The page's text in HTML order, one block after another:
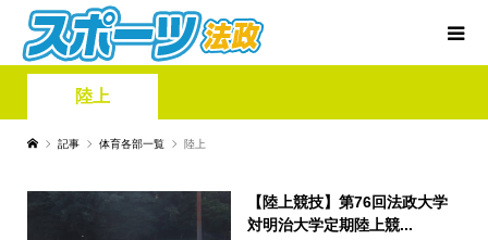
陸上
記事 体育各部一覧 陸上
【陸上競技】第76回法政大学
対明治大学定期陸上競...